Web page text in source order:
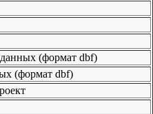
(формат dbf)
(формат dbf)